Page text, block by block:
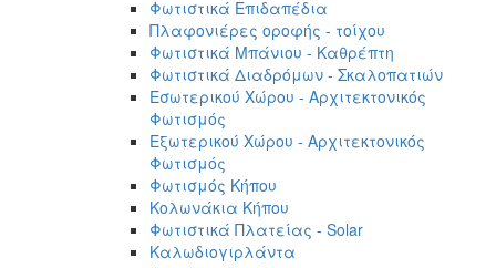
Φωτιστικά Επιδαπέδια
Πλαφονιέρες οροφής - τοίχου
Φωτιστικά Μπάνιου - Καθρέπτη
Φωτιστικά Διαδρόμων - Σκαλοπατιών
Εσωτερικού Χώρου - Αρχιτεκτονικός
Φωτισμός
Εξωτερικού Χώρου - Αρχιτεκτονικός
Φωτισμός
Φωτισμός Κήπου
Κολωνάκια Κήπου
Φωτιστικά Πλατείας - Solar
Καλωδιογιρλάντα